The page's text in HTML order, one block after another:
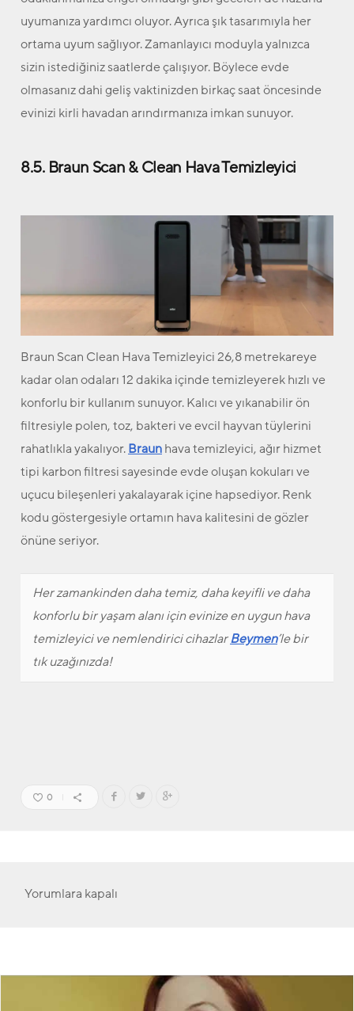
uyumanıza yardımcı oluyor. Ayrıca şık tasarımıyla her
ortama uyum sağlıyor. Zamanlayıcı moduyla yalnızca
sizin istediğiniz saatlerde çalışıyor. Böylece evde
olmasanız dahi geliş vaktinizden birkaç saat öncesinde
evinizi kirli havadan arındırmanıza imkan sunuyor.
8.5. Braun Scan & Clean Hava Temizleyici
Braun Scan Clean Hava Temizleyici 26,8 metrekareye
kadar olan odaları 12 dakika içinde temizleyerek hızlı ve
konforlu bir kullanım sunuyor. Kalıcı ve yıkanabilir ön
filtresiyle polen, toz, bakteri ve evcil hayvan tüylerini
rahatlıkla yakalıyor.Braunhava temizleyici, ağır hizmet
tipi karbon filtresi sayesinde evde oluşan kokuları ve
uçucu bileşenleri yakalayarak içine hapsediyor. Renk
kodu göstergesiyle ortamın hava kalitesini de gözler
önüne seriyor.
Her zamankinden daha temiz, daha keyifli ve daha
konforlu bir yaşam alanı için evinize en uygun hava
temizleyici ve nemlendirici cihazlarBeymen’le bir
tık uzağınızda!
0
Yorumlara kapalı